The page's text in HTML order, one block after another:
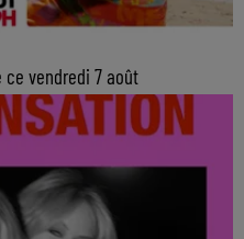
ce vendredi 7 août